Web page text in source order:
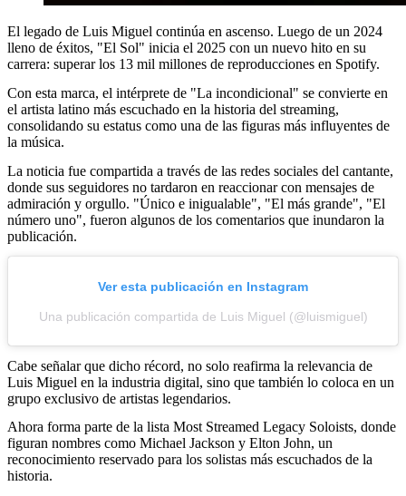
El legado de Luis Miguel continúa en ascenso. Luego de un 2024
lleno de éxitos, "El Sol" inicia el 2025 con un nuevo hito en su
carrera: superar los 13 mil millones de reproducciones en Spotify.
Con esta marca, el intérprete de "La incondicional" se convierte en
el artista latino más escuchado en la historia del streaming,
consolidando su estatus como una de las figuras más influyentes de
la música.
La noticia fue compartida a través de las redes sociales del cantante,
donde sus seguidores no tardaron en reaccionar con mensajes de
admiración y orgullo. "Único e inigualable", "El más grande", "El
número uno", fueron algunos de los comentarios que inundaron la
publicación.
Ver esta publicación en Instagram
Una publicación compartida de Luis Miguel (@luismiguel)
Cabe señalar que dicho récord, no solo reafirma la relevancia de
Luis Miguel en la industria digital, sino que también lo coloca en un
grupo exclusivo de artistas legendarios.
Ahora forma parte de la lista Most Streamed Legacy Soloists, donde
figuran nombres como Michael Jackson y Elton John, un
reconocimiento reservado para los solistas más escuchados de la
historia.